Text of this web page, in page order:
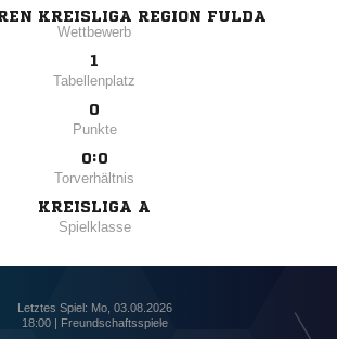
KREISLIGA REGION FULDA
Wettbewerb
1
Tabellenplatz
0
Punkte
0:0
Torverhältnis
KREISLIGA A
Spielklasse
Letztes Spiel: Mo, 03.08.2026
18:00 | Freundschaftsspiele